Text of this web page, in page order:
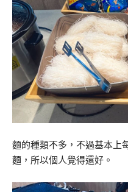
麵的種類不多，不過基本上
麵，所以個人覺得還好。